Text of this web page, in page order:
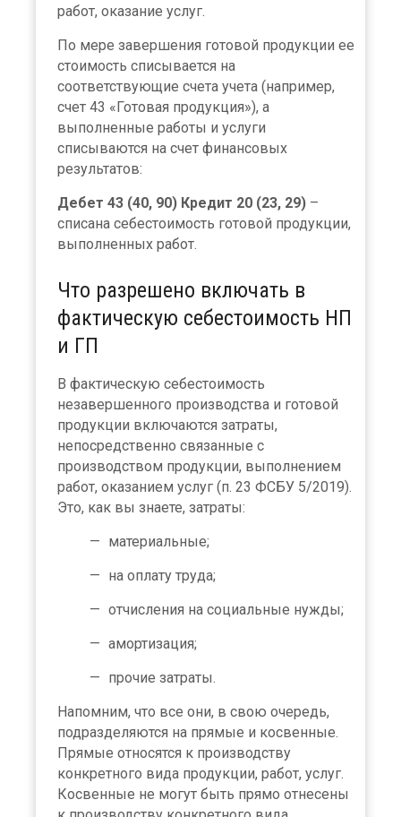
работ, оказание услуг.
По мере завершения готовой продукции ее
стоимость списывается на
соответствующие счета учета (например,
счет 43 «Готовая продукция»), а
выполненные работы и услуги
списываются на счет финансовых
результатов:
Дебет 43 (40, 90) Кредит 20 (23, 29) –
списана себестоимость готовой продукции,
выполненных работ.
Что разрешено включать в
фактическую себестоимость НП
и ГП
В фактическую себестоимость
незавершенного производства и готовой
продукции включаются затраты,
непосредственно связанные с
производством продукции, выполнением
работ, оказанием услуг (п. 23 ФСБУ 5/2019).
Это, как вы знаете, затраты:
материальные;
на оплату труда;
отчисления на социальные нужды;
амортизация;
прочие затраты.
Напомним, что все они, в свою очередь,
подразделяются на прямые и косвенные.
Прямые относятся к производству
конкретного вида продукции, работ, услуг.
Косвенные не могут быть прямо отнесены